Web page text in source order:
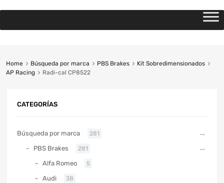
Home Búsqueda por marca PBS Brakes
Kit Sobredimensionados
AP Racing
Radi-cal CP8522
CATEGORÍAS
Búsqueda por marca 281
PBS Brakes 281
Alfa Romeo 5
Audi 38